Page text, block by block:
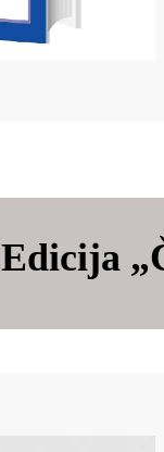
Edicija